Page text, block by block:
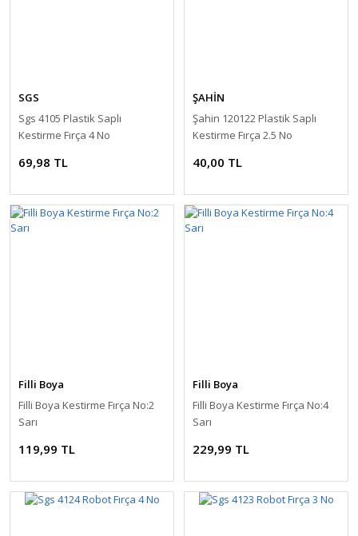
SGS
Sgs 4105 Plastik Saplı
Kestirme Fırça 4 No
69,98 TL
ŞAHİN
Şahin 120122 Plastik Saplı
Kestirme Fırça 2.5 No
40,00 TL
Filli Boya
Filli Boya Kestirme Fırça No:2
Sarı
119,99 TL
Filli Boya
Filli Boya Kestirme Fırça No:4
Sarı
229,99 TL